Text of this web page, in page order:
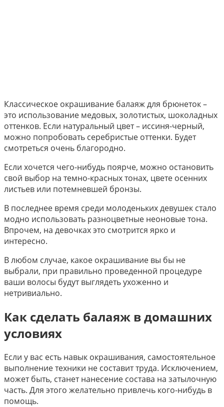
Классическое окрашивание балаяж для брюнеток –
это использование медовых, золотистых, шоколадных
оттенков. Если натуральный цвет – иссиня-черный,
можно попробовать серебристые оттенки. Будет
смотреться очень благородно.
Если хочется чего-нибудь поярче, можно остановить
свой выбор на темно-красных тонах, цвете осенних
листьев или потемневшей бронзы.
В последнее время среди молоденьких девушек стало
модно использовать разноцветные неоновые тона.
Впрочем, на девочках это смотрится ярко и
интересно.
В любом случае, какое окрашивание вы бы не
выбрали, при правильно проведенной процедуре
ваши волосы будут выглядеть ухоженно и
нетривиально.
Как сделать балаяж в домашних
условиях
Если у вас есть навык окрашивания, самостоятельное
выполнение техники не составит труда. Исключением,
может быть, станет нанесение состава на затылочную
часть. Для этого желательно привлечь кого-нибудь в
помощь.